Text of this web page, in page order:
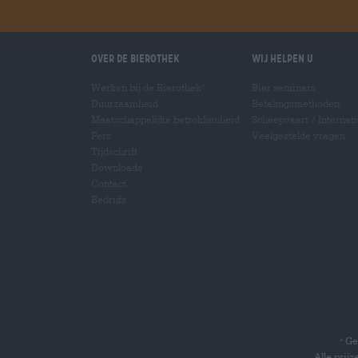
Over de Bierothek Wij helpen u
*